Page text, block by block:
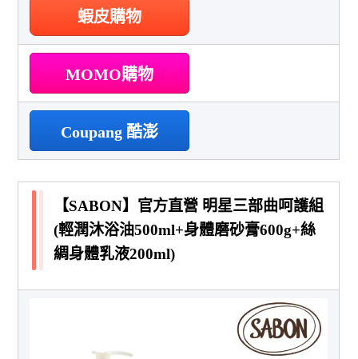
蝦皮購物
MOMO購物
Coupang 酷澎
【SABON】官方直營 明星三部曲呵護組
(輕潤沐浴油500ml+身體磨砂膏600g+絲
綢身體乳液200ml)